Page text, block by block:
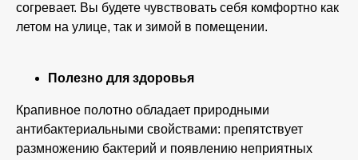
согревает. Вы будете чувствовать себя комфортно как
летом на улице, так и зимой в помещении.
Полезно для здоровья
Крапивное полотно обладает природными
антибактериальными свойствами: препятствует
размножению бактерий и появлению неприятных